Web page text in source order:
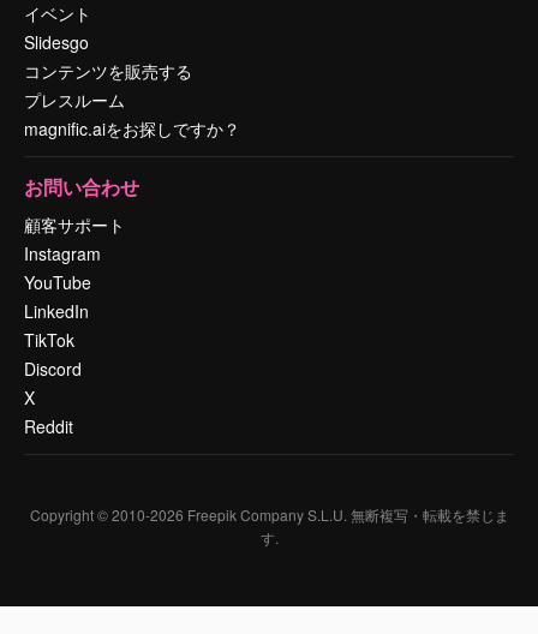
イベント
Slidesgo
コンテンツを販売する
プレスルーム
magnific.aiをお探しですか？
お問い合わせ
顧客サポート
Instagram
YouTube
LinkedIn
TikTok
Discord
X
Reddit
Copyright © 2010-2026 Freepik Company S.L.U. 無断複写・転載を禁じま
す.